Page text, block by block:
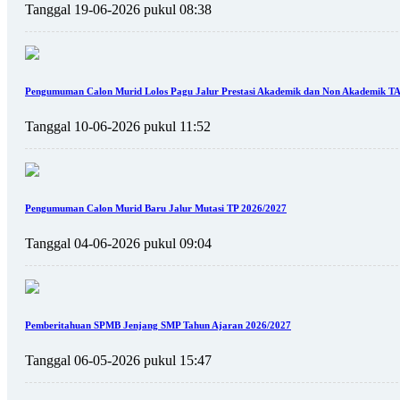
Tanggal 19-06-2026 pukul 08:38
Pengumuman Calon Murid Lolos Pagu Jalur Prestasi Akademik dan Non Akademik
Tanggal 10-06-2026 pukul 11:52
Pengumuman Calon Murid Baru Jalur Mutasi TP 2026/2027
Tanggal 04-06-2026 pukul 09:04
Pemberitahuan SPMB Jenjang SMP Tahun Ajaran 2026/2027
Tanggal 06-05-2026 pukul 15:47